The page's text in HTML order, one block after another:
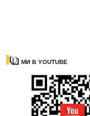
МИ В YOUTUBE